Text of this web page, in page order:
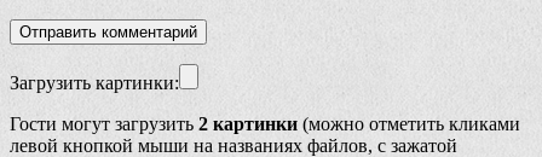
Загрузить картинки:
Гости могут загрузить 2 картинки (можно отметить кликами
левой кнопкой мыши на названиях файлов, с зажатой